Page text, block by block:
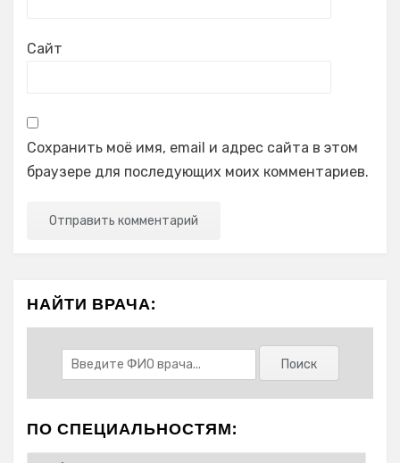
Сайт
Сохранить моё имя, email и адрес сайта в этом
браузере для последующих моих комментариев.
НАЙТИ ВРАЧА:
ПО СПЕЦИАЛЬНОСТЯМ: